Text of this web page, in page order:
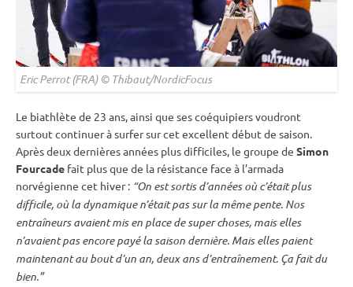
Eric Perrot (FRA) © Thibaut/NordicFocus
Le biathlète de 23 ans, ainsi que ses coéquipiers voudront
surtout continuer à surfer sur cet excellent début de saison.
Après deux dernières années plus difficiles, le groupe de Simon
Fourcade fait plus que de la résistance face à l’armada
norvégienne cet hiver : “On est sortis d’années où c’était plus
difficile, où la dynamique n’était pas sur la même pente. Nos
entraîneurs avaient mis en place de super choses, mais elles
n’avaient pas encore payé la saison dernière. Mais elles paient
maintenant au bout d’un an, deux ans d’entraînement. Ça fait du
bien.”